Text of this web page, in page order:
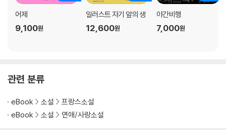
어제
9,100원
일러스트 자기 앞의 생
12,600원
야간비행
7,000원
관련 분류
eBook 소설
프랑스소설
eBook
소설 연애/사랑소설